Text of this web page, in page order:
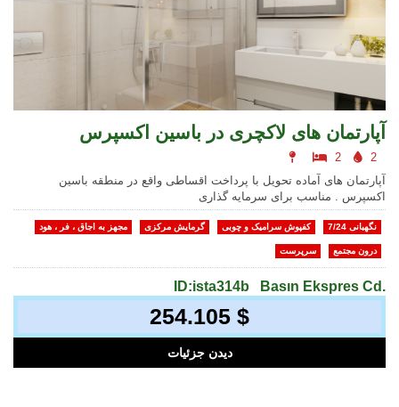
آپارتمان های لاکچری در باسین اکسپرس
2
2
آپارتمان های آماده تحویل با پرداخت اقساطی واقع در منطقه باسین
اکسپرس . مناسب برای سرمایه گذاری
مجهز به اجاق ، فر ، هود گرمایش مرکزی کفپوش سرامیک و چوبی نگهبانی 7/24
سرپرست درون مجتمع
ID:ista314b Basın Ekspres Cd.
254.105 $
دیدن جزئیات